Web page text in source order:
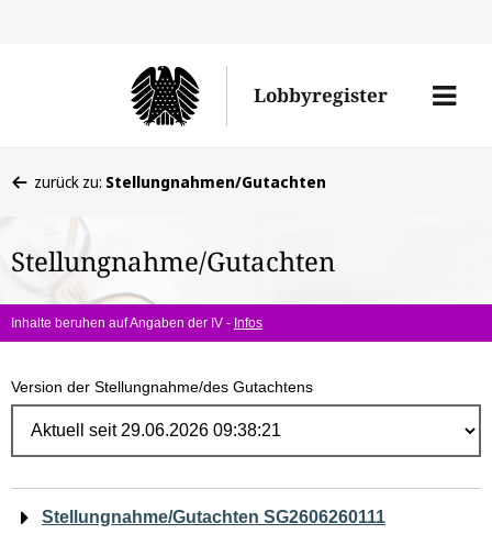
Lobbyregister
Menü
befinden
hier:
zurück zu: Stellungnahmen/Gutachten
Stellungnahme/Gutachten
Inhalte beruhen auf Angaben der IV - Infos
Version der Stellungnahme/des Gutachtens
Navigation
Stellungnahme/Gutachten SG2606260111